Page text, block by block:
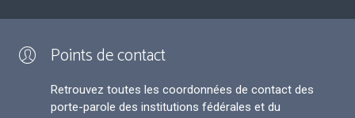
Points de contact
Retrouvez toutes les coordonnées de contact des
porte-parole des institutions fédérales et du